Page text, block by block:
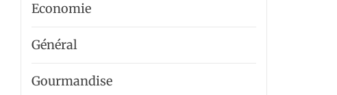
Economie
Général
Gourmandise